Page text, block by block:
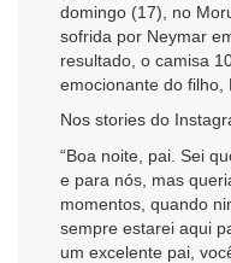
domingo (17), no
sofrida por Neymar
resultado, o camisa
emocionante do filho,
Nos stories do
“Boa noite, pai. Sei
e para nós, mas
momentos, quando
sempre estarei aqui
um excelente pai,